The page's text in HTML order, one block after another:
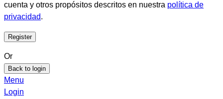
cuenta y otros propósitos descritos en nuestra política de
privacidad.
Or
Back to login
Menu
Login